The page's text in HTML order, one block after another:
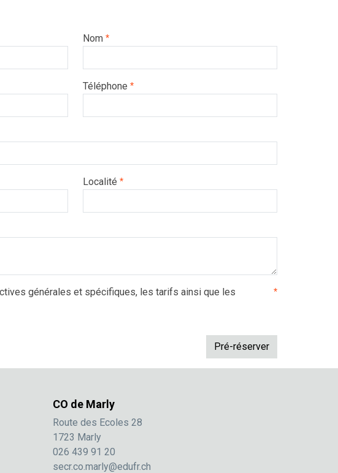
Nom *
Téléphone *
Localité *
générales et spécifiques, les tarifs ainsi que les
*
CO de Marly
Route des Ecoles 28
1723 Marly
026 439 91 20
secr.co.marly@edufr.ch